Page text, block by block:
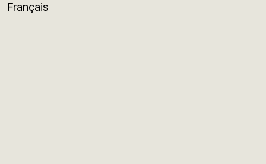
Français